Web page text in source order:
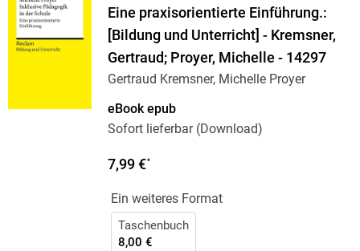
Eine praxisorientierte Einführung.:
[Bildung und Unterricht] - Kremsner,
Gertraud; Proyer, Michelle - 14297
Gertraud Kremsner, Michelle Proyer
eBook epub
Sofort lieferbar (Download)
7,99 €*
Ein weiteres Format
Taschenbuch
8,00 €